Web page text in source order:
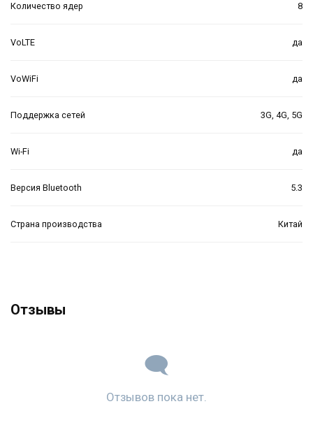
Количество ядер 8
VoLTE да
VoWiFi да
Поддержка сетей 3G, 4G, 5G
Wi-Fi да
Версия Bluetooth 5.3
Страна производства Китай
Отзывы
Отзывов пока нет.